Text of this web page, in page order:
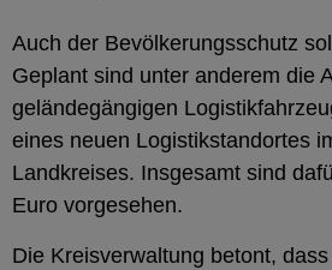
Auch der Bevölkerungsschutz
Geplant sind unter anderem die
geländegängigen
eines neuen Logistikstandortes
Landkreises. Insgesamt sind
Euro vorgesehen.
Die Kreisverwaltung betont,